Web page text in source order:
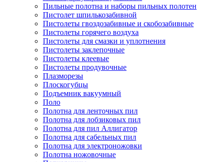
Пильные полотна и наборы пильных полотен
Пистолет шпилькозабивной
Пистолеты гвоздозабивные и скобозабивные
Пистолеты горячего воздуха
Пистолеты для смазки и уплотнения
Пистолеты заклепочные
Пистолеты клеевые
Пистолеты продувочные
Плазморезы
Плоскогубцы
Подъемник вакуумный
Поло
Полотна для ленточных пил
Полотна для лобзиковых пил
Полотна для пил Аллигатор
Полотна для сабельных пил
Полотна для электроножовки
Полотна ножовочные